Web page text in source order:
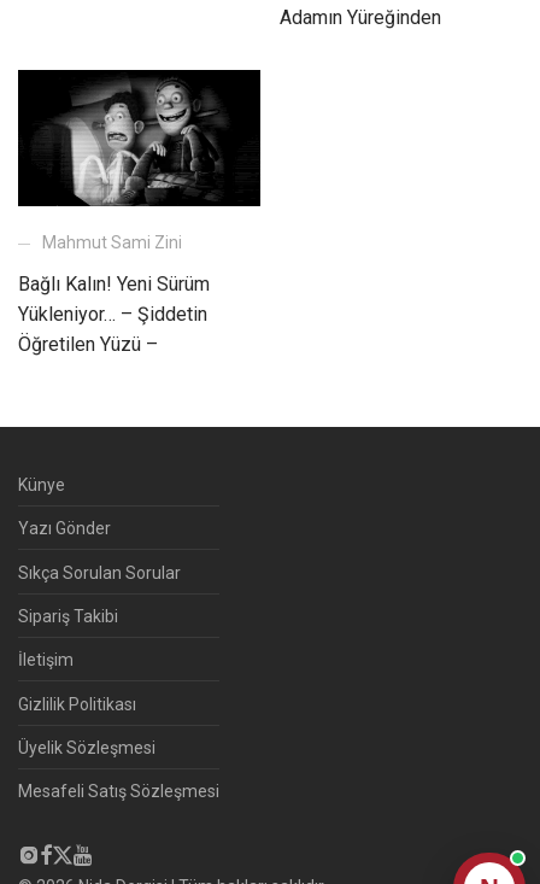
Adamın Yüreğinden
Mahmut Sami Zini
Bağlı Kalın! Yeni Sürüm
Yükleniyor… – Şiddetin
Öğretilen Yüzü –
Künye
Yazı Gönder
Sıkça Sorulan Sorular
Sipariş Takibi
İletişim
Gizlilik Politikası
Üyelik Sözleşmesi
Mesafeli Satış Sözleşmesi